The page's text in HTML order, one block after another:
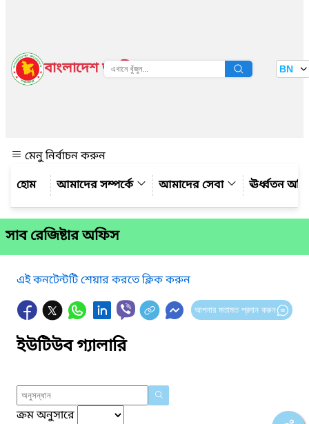
বাংলাদেশ জাতীয় তথ্য বাতায়ন BN
মেনু নির্বাচন করুন
আমাদের সম্পর্কে
আমাদের সেবা ঊর্ধ্বতন
সাব রেজিষ্টার অফিস
এই কনটেন্টটি শেয়ার করতে ক্লিক করুন
আপনার মতামত প্রদান করুন
ইউটিউব গ্যালারি
ক্রম অনুসারে